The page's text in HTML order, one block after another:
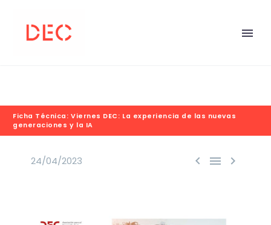
Ficha Técnica: Viernes DEC: La experiencia de las nuevas
generaciones y la IA
  
24/04/2023